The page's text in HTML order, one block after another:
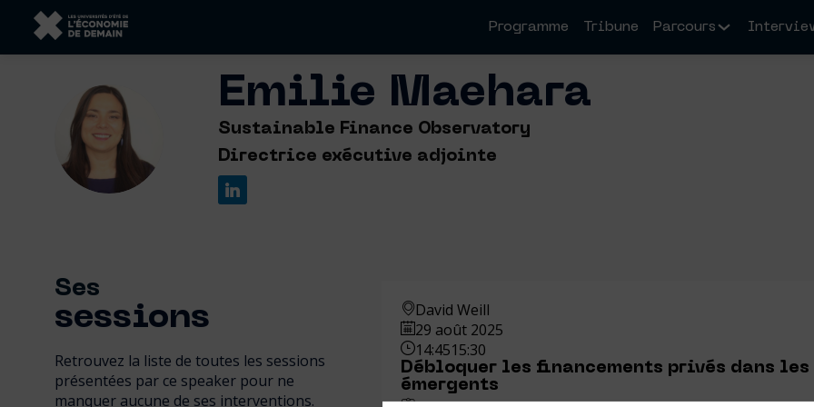
Programme Tribune Parcours
EM
Emilie Maehara
Sustainable Finance Observatory
Directrice exécutive adjointe
Ses
sessions
Retrouvez la liste de toutes les sessions
présentées par ce speaker pour ne
manquer aucune de ses interventions.
David Weill
29 août 2025
14:4515:30
Débloquer les financements privés dans
émergents